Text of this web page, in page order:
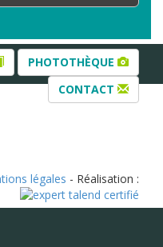
PHOTOTHÈQUE
CONTACT
légales - Réalisation :